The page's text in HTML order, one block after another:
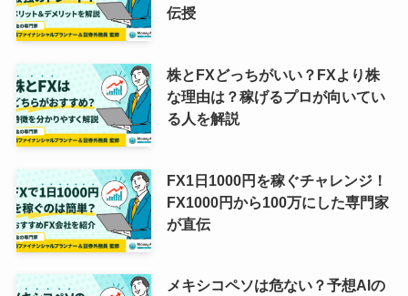
伝授
株とFXどっちがいい？FXより株
な理由は？稼げるプロが向いてい
る人を解説
FX1日1000円を稼ぐチャレンジ！
FX1000円から100万にした専門家
が直伝
メキシコペソは危ない？予想AIの